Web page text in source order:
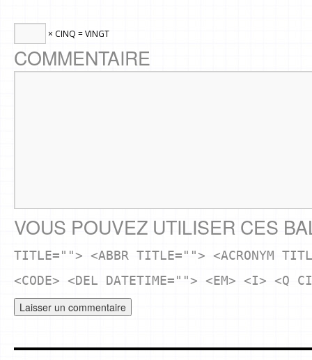
× CINQ = VINGT
COMMENTAIRE
VOUS POUVEZ UTILISER CES
TITLE=""> <ABBR TITLE=""> <ACRONYM
<CODE> <DEL DATETIME=""> <EM> <I> <Q